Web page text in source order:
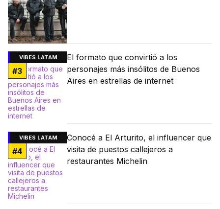
VIBES LATAM
#3
El formato que convirtió a los
personajes más insólitos de Buenos
Aires en estrellas de internet
VIBES LATAM
#4
Conocé a El Arturito, el influencer que
visita de puestos callejeros a
restaurantes Michelin